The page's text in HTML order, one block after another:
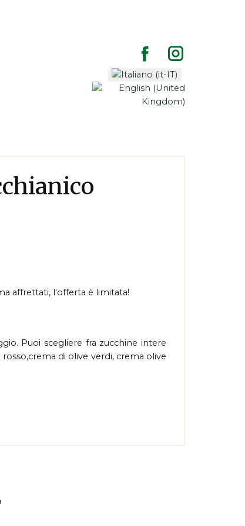
affrettati, l'offerta è limitata!
Puoi scegliere fra zucchine intere
di olive verdi, crema olive